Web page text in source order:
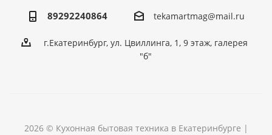
89292240864 tekamartmag@mail.ru
г.Екатеринбург, ул. Цвиллинга, 1, 9 этаж, галерея
"б"
2026 © Кухонная бытовая техника в Екатеринбурге |